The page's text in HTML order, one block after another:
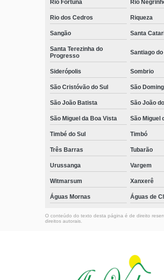
Rio Fortuna Rio
Rio dos Cedros Riqueza
Sangão Santa
Santa Terezinha do
Progresso
Santiago do
Siderópolis Sombrio
São Cristóvão do Sul São
São João Batista São João
São Miguel da Boa Vista São Miguel
Timbé do Sul Timbó
Três Barras Tubarão
Urussanga Vargem
Witmarsum Xanxerê
Águas Mornas Águas de
O conteúdo do texto desta página é de direito
direitos autorais